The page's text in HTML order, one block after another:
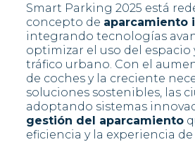
Smart Parking 2025 está
concepto de aparcamiento
integrando tecnologías
optimizar el uso del espacio
tráfico urbano. Con el
de coches y la creciente
soluciones sostenibles, las
adoptando sistemas
gestión del aparcamiento
eficiencia y la experiencia de